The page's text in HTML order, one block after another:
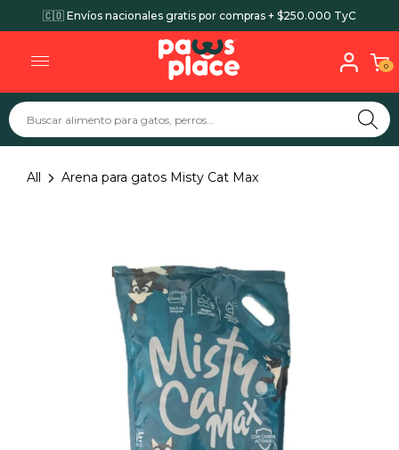
🇨🇴 Envíos nacionales gratis por compras + $250.000 TyC
0
All Arena para gatos Misty Cat Max